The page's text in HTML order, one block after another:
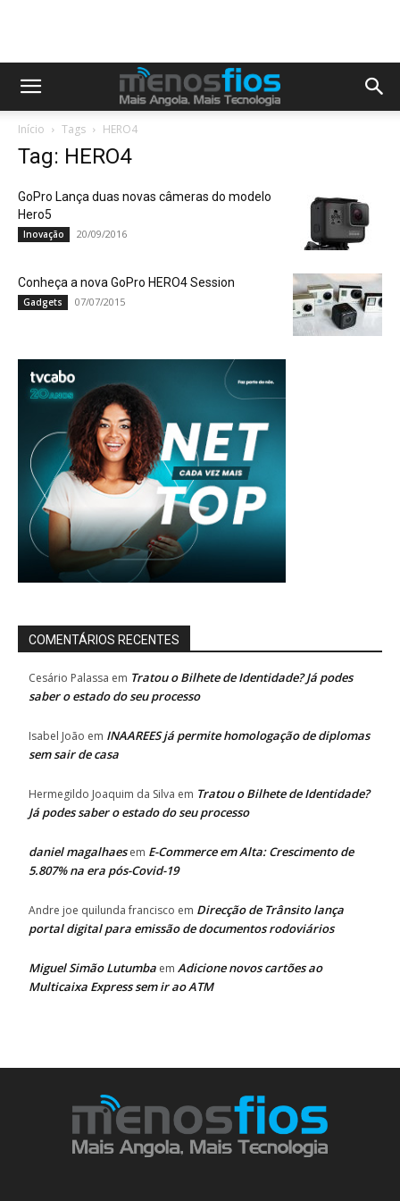
Início Tags HERO4
Tag: HERO4
GoPro Lança duas novas câmeras do modelo
Hero5
Inovação 20/09/2016
Conheça a nova GoPro HERO4 Session
Gadgets 07/07/2015
COMENTÁRIOS RECENTES
Cesário Palassa em Tratou o Bilhete de Identidade? Já podes
saber o estado do seu processo
Isabel João em INAAREES já permite homologação de diplomas
sem sair de casa
Hermegildo Joaquim da Silva em Tratou o Bilhete de Identidade?
Já podes saber o estado do seu processo
daniel magalhaesem E-Commerce em Alta: Crescimento de
5.807% na era pós-Covid-19
Andre joe quilunda francisco em Direcção de Trânsito lança
portal digital para emissão de documentos rodoviários
Miguel Simão Lutumba em Adicione novos cartões ao
Multicaixa Express sem ir ao ATM